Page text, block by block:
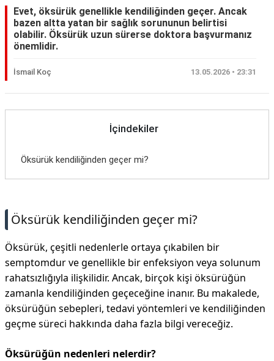
Evet, öksürük genellikle kendiliğinden geçer. Ancak
bazen altta yatan bir sağlık sorununun belirtisi
olabilir. Öksürük uzun sürerse doktora başvurmanız
önemlidir.
İsmail Koç 13.05.2026 • 23:31
İçindekiler
Öksürük kendiliğinden geçer mi?
Öksürük kendiliğinden geçer mi?
Öksürük, çeşitli nedenlerle ortaya çıkabilen bir
semptomdur ve genellikle bir enfeksiyon veya solunum
rahatsızlığıyla ilişkilidir. Ancak, birçok kişi öksürüğün
zamanla kendiliğinden geçeceğine inanır. Bu makalede,
öksürüğün sebepleri, tedavi yöntemleri ve kendiliğinden
geçme süreci hakkında daha fazla bilgi vereceğiz.
Öksürüğün nedenleri nelerdir?